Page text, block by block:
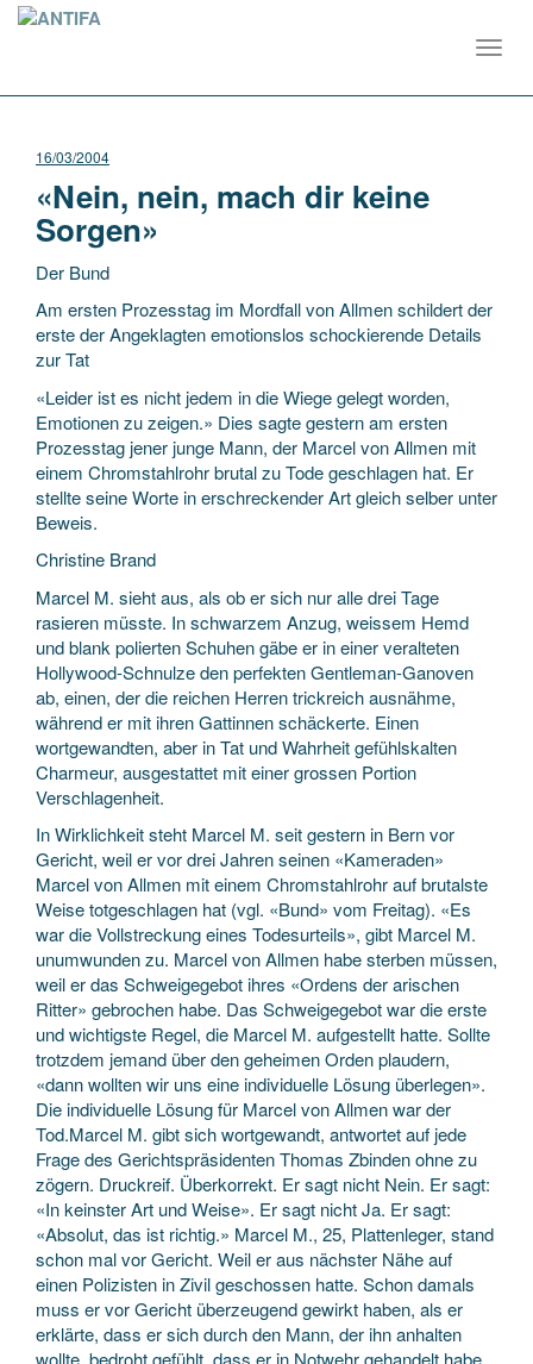
16/03/2004
«Nein, nein, mach dir keine
Sorgen»
Der Bund
Am ersten Prozesstag im Mordfall von Allmen schildert der
erste der Angeklagten emotionslos schockierende Details
zur Tat
«Leider ist es nicht jedem in die Wiege gelegt worden,
Emotionen zu zeigen.» Dies sagte gestern am ersten
Prozesstag jener junge Mann, der Marcel von Allmen mit
einem Chromstahlrohr brutal zu Tode geschlagen hat. Er
stellte seine Worte in erschreckender Art gleich selber unter
Beweis.
Christine Brand
Marcel M. sieht aus, als ob er sich nur alle drei Tage
rasieren müsste. In schwarzem Anzug, weissem Hemd
und blank polierten Schuhen gäbe er in einer veralteten
Hollywood-Schnulze den perfekten Gentleman-Ganoven
ab, einen, der die reichen Herren trickreich ausnähme,
während er mit ihren Gattinnen schäckerte. Einen
wortgewandten, aber in Tat und Wahrheit gefühlskalten
Charmeur, ausgestattet mit einer grossen Portion
Verschlagenheit.
In Wirklichkeit steht Marcel M. seit gestern in Bern vor
Gericht, weil er vor drei Jahren seinen «Kameraden»
Marcel von Allmen mit einem Chromstahlrohr auf brutalste
Weise totgeschlagen hat (vgl. «Bund» vom Freitag). «Es
war die Vollstreckung eines Todesurteils», gibt Marcel M.
unumwunden zu. Marcel von Allmen habe sterben müssen,
weil er das Schweigegebot ihres «Ordens der arischen
Ritter» gebrochen habe. Das Schweigegebot war die erste
und wichtigste Regel, die Marcel M. aufgestellt hatte. Sollte
trotzdem jemand über den geheimen Orden plaudern,
«dann wollten wir uns eine individuelle Lösung überlegen».
Die individuelle Lösung für Marcel von Allmen war der
Tod.Marcel M. gibt sich wortgewandt, antwortet auf jede
Frage des Gerichtspräsidenten Thomas Zbinden ohne zu
zögern. Druckreif. Überkorrekt. Er sagt nicht Nein. Er sagt:
«In keinster Art und Weise». Er sagt nicht Ja. Er sagt:
«Absolut, das ist richtig.» Marcel M., 25, Plattenleger, stand
schon mal vor Gericht. Weil er aus nächster Nähe auf
einen Polizisten in Zivil geschossen hatte. Schon damals
muss er vor Gericht überzeugend gewirkt haben, als er
erklärte, dass er sich durch den Mann, der ihn anhalten
wollte, bedroht gefühlt, dass er in Notwehr gehandelt habe.